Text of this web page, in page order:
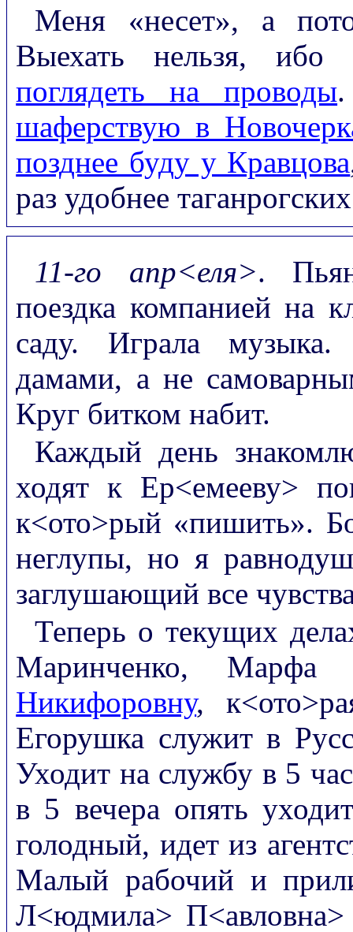
Меня «несет», а
Выехать нельзя,
поглядеть на проводы
шаферствую в
позднее буду у Кравцова
раз удобнее
11-го апр<еля>.
поездка компанией на
саду. Играла
дамами, а не
Круг битком набит.
Каждый день
ходят к Ер<емееву>
к<ото>рый «пишить».
неглупы, но я
заглушающий все
Теперь о текущих
Маринченко, Марфа
Никифоровну,
Егорушка служит в
Уходит на службу в 5
в 5 вечера опять
голодный, идет из
Малый рабочий и
Л<юдмила> П<авловна>